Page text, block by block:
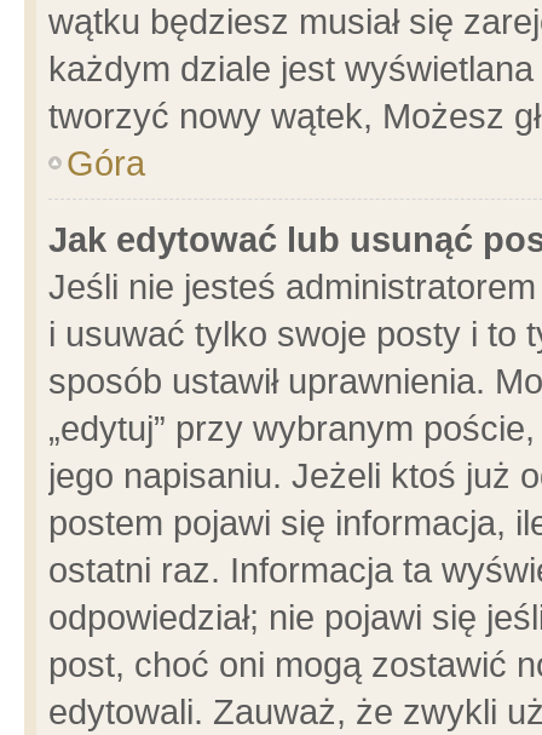
wątku będziesz musiał się
każdym dziale jest
tworzyć nowy wątek, Możesz
Góra
Jak edytować lub usunąć
Jeśli nie jesteś
i usuwać tylko swoje posty i to
sposób ustawił uprawnienia.
„edytuj” przy wybranym
jego napisaniu. Jeżeli ktoś już
postem pojawi się informacja,
ostatni raz. Informacja ta
odpowiedział; nie pojawi się
post, choć oni mogą zostawić
edytowali. Zauważ, że zwykli